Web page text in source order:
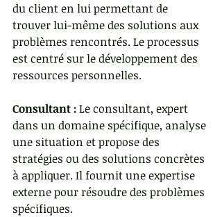
du client en lui permettant de
trouver lui-même des solutions aux
problèmes rencontrés. Le processus
est centré sur le développement des
ressources personnelles.
Consultant : Le consultant, expert
dans un domaine spécifique, analyse
une situation et propose des
stratégies ou des solutions concrètes
à appliquer. Il fournit une expertise
externe pour résoudre des problèmes
spécifiques.